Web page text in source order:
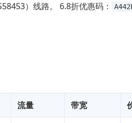
）线路。 6.8折优惠码：
流量 带宽